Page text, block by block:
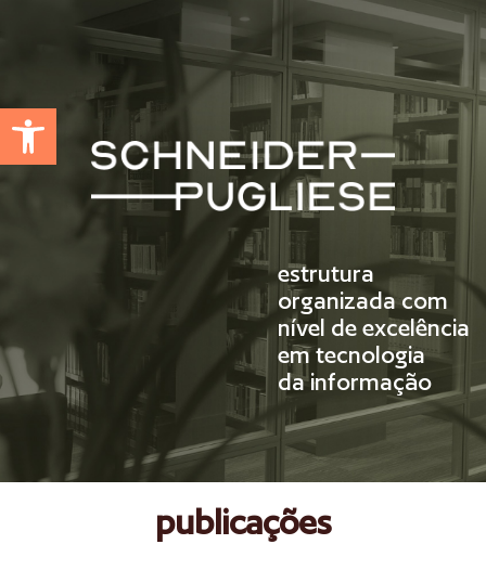
Abrir a barra de ferramentas
estrutura
organizada com
nível de excelência
em tecnologia
da informação
publicações